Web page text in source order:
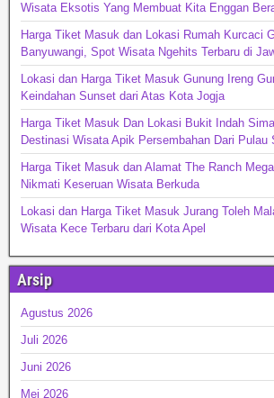
Wisata Eksotis Yang Membuat Kita Enggan
Harga Tiket Masuk dan Lokasi Rumah Kurcaci
Banyuwangi, Spot Wisata Ngehits Terbaru di
Lokasi dan Harga Tiket Masuk Gunung Ireng
Keindahan Sunset dari Atas Kota Jogja
Harga Tiket Masuk Dan Lokasi Bukit Indah
Destinasi Wisata Apik Persembahan Dari Pulau
Harga Tiket Masuk dan Alamat The Ranch
Nikmati Keseruan Wisata Berkuda
Lokasi dan Harga Tiket Masuk Jurang Toleh
Wisata Kece Terbaru dari Kota Apel
Arsip
Agustus 2026
Juli 2026
Juni 2026
Mei 2026